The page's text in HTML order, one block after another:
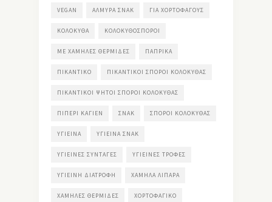
VEGAN ΑΛΜΥΡΆ ΣΝΑΚ ΓΙΑ ΧΟΡΤΟΦΆΓΟΥΣ
ΚΟΛΟΚΎΘΑ ΚΟΛΟΚΥΘΌΣΠΟΡΟΙ
ΜΕ ΧΑΜΗΛΈΣ ΘΕΡΜΊΔΕΣ ΠΆΠΡΙΚΑ
ΠΙΚΆΝΤΙΚΟ ΠΙΚΆΝΤΙΚΟΙ ΣΠΌΡΟΙ ΚΟΛΟΚΎΘΑΣ
ΠΙΚΆΝΤΙΚΟΙ ΨΗΤΟΊ ΣΠΌΡΟΙ ΚΟΛΟΚΎΘΑΣ
ΠΙΠΈΡΙ ΚΑΓΙΈΝ ΣΝΑΚ ΣΠΌΡΟΙ ΚΟΛΟΚΎΘΑΣ
ΥΓΙΕΙΝΆ ΥΓΙΕΙΝΆ ΣΝΑΚ
ΥΓΙΕΙΝΈΣ ΣΥΝΤΑΓΈΣ ΥΓΙΕΙΝΈΣ ΤΡΟΦΈΣ
ΥΓΙΕΙΝΉ ΔΙΑΤΡΟΦΉ ΧΑΜΗΛΆ ΛΙΠΑΡΆ
ΧΑΜΗΛΈΣ ΘΕΡΜΊΔΕΣ ΧΟΡΤΟΦΑΓΙΚΌ